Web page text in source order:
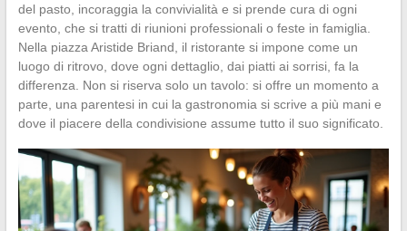
del pasto, incoraggia la convivialità e si prende cura di ogni
evento, che si tratti di riunioni professionali o feste in famiglia.
Nella piazza Aristide Briand, il ristorante si impone come un
luogo di ritrovo, dove ogni dettaglio, dai piatti ai sorrisi, fa la
differenza. Non si riserva solo un tavolo: si offre un momento a
parte, una parentesi in cui la gastronomia si scrive a più mani e
dove il piacere della condivisione assume tutto il suo significato.